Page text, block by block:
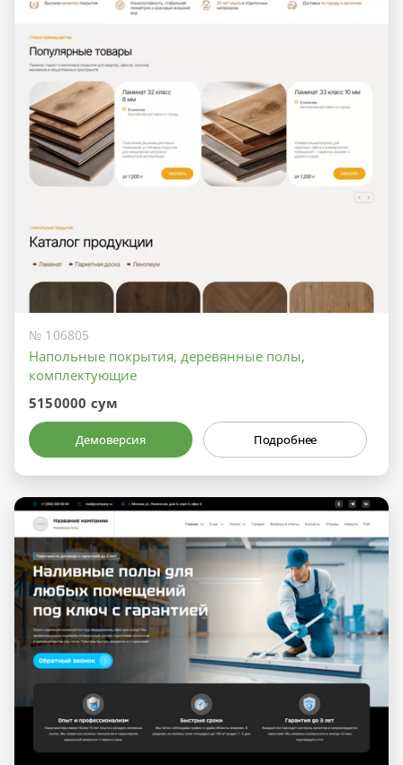
№ 106805
Напольные покрытия, деревянные полы,
комплектующие
5150000 сум
Демоверсия Подробнее